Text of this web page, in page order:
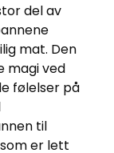
del av
mat. Den
magi ved
følelser på
til
er lett